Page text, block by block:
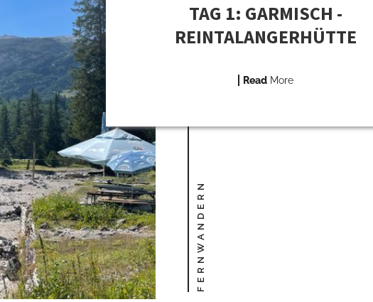
FERNWANDERN
TAG 1: GARMISCH -
REINTALANGERHÜTTE
Read More